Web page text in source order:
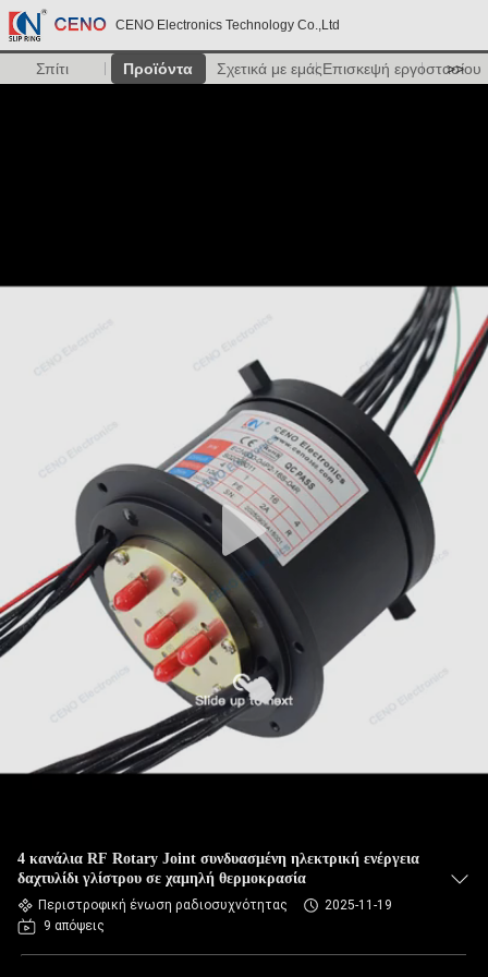
CENO Electronics Technology Co.,Ltd
Σπίτι Προϊόντα Σχετικά με εμάςΕπισκεψή εργοστασίου
>>
4 κανάλια RF Rotary Joint συνδυασμένη ηλεκτρική ενέργεια
δαχτυλίδι γλίστρου σε χαμηλή θερμοκρασία
Περιστροφική ένωση ραδιοσυχνότητας
2025-11-19
9 απόψεις